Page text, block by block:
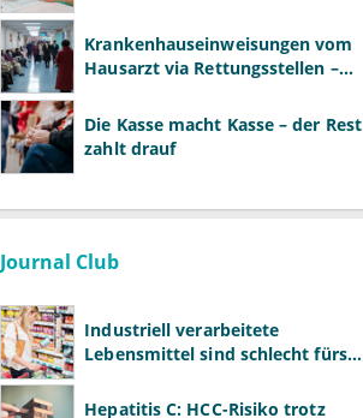
Krankenhauseinweisungen vom
Hausarzt via Rettungsstellen –
Die Kasse macht Kasse – der Rest
zahlt drauf
Journal Club
Industriell verarbeitete
Lebensmittel sind schlecht fürs
Hepatitis C: HCC-Risiko trotz